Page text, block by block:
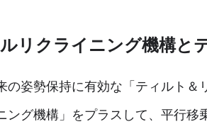
リクライニング機構と
の姿勢保持に有効な「ティルト＆
ング機構」をプラスして、平行移